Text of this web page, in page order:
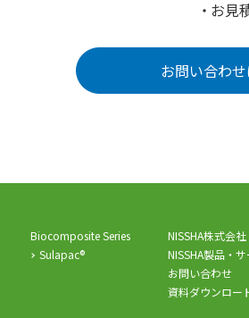
お見
お問い合わ
Biocomposite Series
Sulapac®
NISSHA株式会社
NISSHA製品・
お問い合わせ
資料ダウンロー